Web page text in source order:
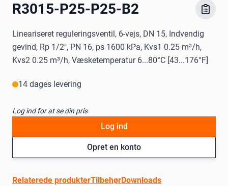
R3015-P25-P25-B2
Lineariseret reguleringsventil, 6-vejs, DN 15, Indvendig
gevind, Rp 1/2", PN 16, ps 1600 kPa, Kvs1 0.25 m³/h,
Kvs2 0.25 m³/h, Væsketemperatur 6...80°C [43...176°F]
14 dages levering
Log ind for at se din pris
Opret en konto
Log ind
Relaterede produkterTilbehørDownloads